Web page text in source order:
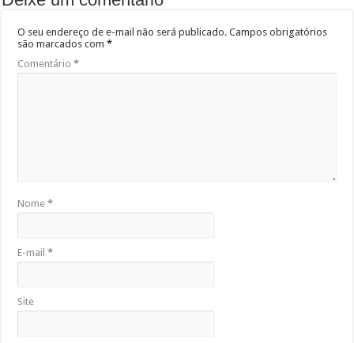
O seu endereço de e-mail não será publicado. Campos obrigatórios
são marcados com*
Comentário*
Nome*
E-mail*
Site